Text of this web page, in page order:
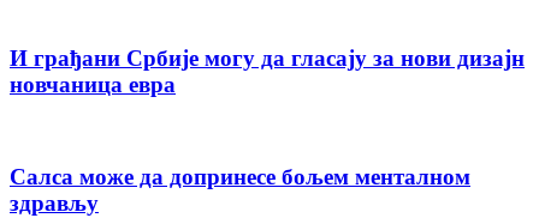
И грађани Србије могу да гласају за нови дизајн
новчаница евра
Салса може да допринесе бољем менталном
здрављу